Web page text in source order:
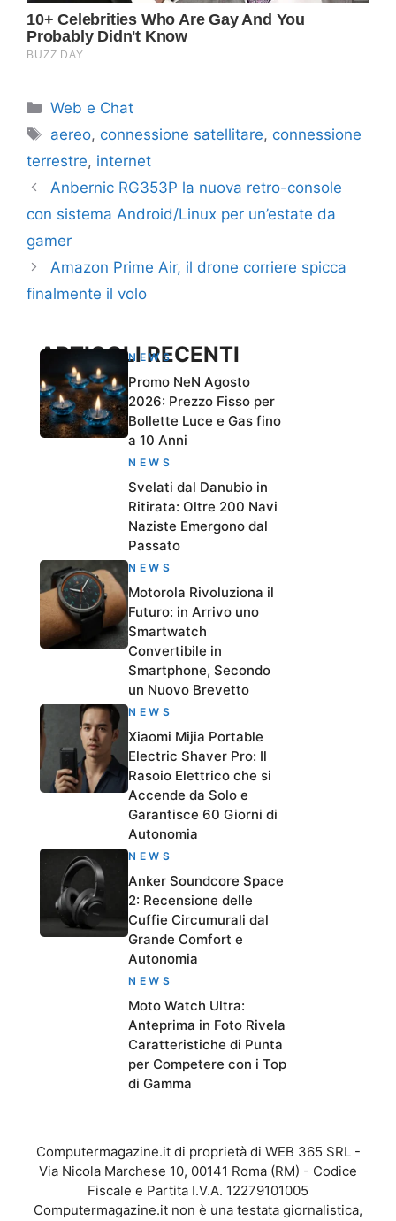
Categorie
Web e Chat
Tag
aereo, connessione satellitare, connessione
terrestre, internet
Anbernic RG353P la nuova retro-console
con sistema Android/Linux per un’estate da
gamer
Amazon Prime Air, il drone corriere spicca
finalmente il volo
ARTICOLI RECENTI
NEWS
Promo NeN Agosto
2026: Prezzo Fisso per
Bollette Luce e Gas fino
a 10 Anni
NEWS
Svelati dal Danubio in
Ritirata: Oltre 200 Navi
Naziste Emergono dal
Passato
NEWS
Motorola Rivoluziona il
Futuro: in Arrivo uno
Smartwatch
Convertibile in
Smartphone, Secondo
un Nuovo Brevetto
NEWS
Xiaomi Mijia Portable
Electric Shaver Pro: Il
Rasoio Elettrico che si
Accende da Solo e
Garantisce 60 Giorni di
Autonomia
NEWS
Anker Soundcore Space
2: Recensione delle
Cuffie Circumurali dal
Grande Comfort e
Autonomia
NEWS
Moto Watch Ultra:
Anteprima in Foto Rivela
Caratteristiche di Punta
per Competere con i Top
di Gamma
Computermagazine.it di proprietà di WEB 365 SRL -
Via Nicola Marchese 10, 00141 Roma (RM) - Codice
Fiscale e Partita I.V.A. 12279101005
Computermagazine.it non è una testata giornalistica,